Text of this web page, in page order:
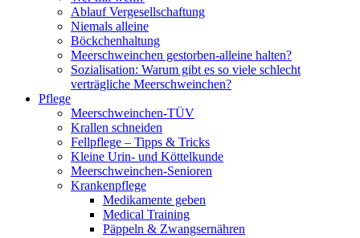
Ablauf Vergesellschaftung
Niemals alleine
Böckchenhaltung
Meerschweinchen gestorben-alleine halten?
Sozialisation: Warum gibt es so viele schlecht
verträgliche Meerschweinchen?
Pflege
Meerschweinchen-TÜV
Krallen schneiden
Fellpflege – Tipps & Tricks
Kleine Urin- und Köttelkunde
Meerschweinchen-Senioren
Krankenpflege
Medikamente geben
Medical Training
Päppeln & Zwangsernähren